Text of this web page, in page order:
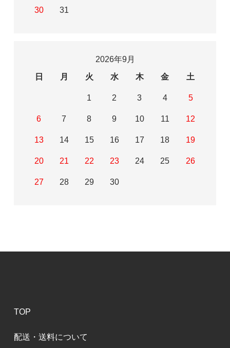
30 31
2026年9月
日
月 火 水 木 金 土
1 2 3 4 5
6 7 8 9 10 11 12
13 14 15 16 17 18 19
20 21 22 23 24 25 26
27 28 29 30
TOP
配送・送料について